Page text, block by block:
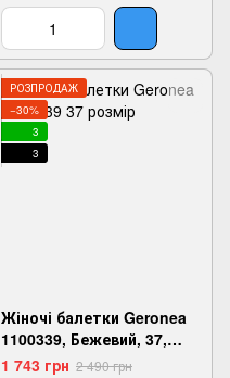
РОЗПРОДАЖ
−30%
3
3
Жіночі балетки Geronea
1100339, Бежевий, 37,
2999860684193
1 743 грн 2 490 грн